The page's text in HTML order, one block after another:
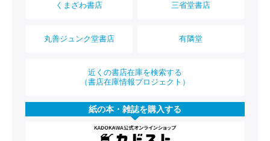
くまざわ書店 三省堂書店
丸善ジュンク堂書店 有隣堂
近くの書店在庫を検索する
（書店在庫情報プロジェクト）
紙の本・雑誌を購入する